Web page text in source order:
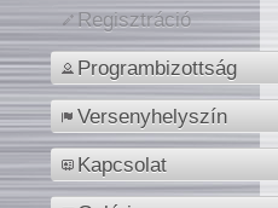
Regisztráció
Programbizottság
Versenyhelyszín
Kapcsolat